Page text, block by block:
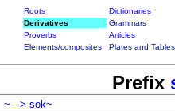
Roots
Dictionaries
Derivatives
Grammars
Proverbs
Articles
Elements/composites Plates and Tables
Prefix
~ --> sok~